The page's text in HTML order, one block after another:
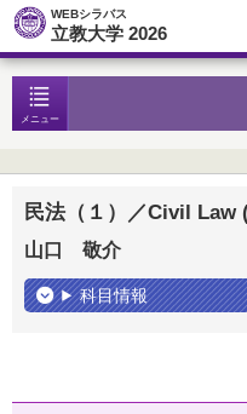
WEBシラバス
立教大学 2026
メニュー
民法（１）／Civil Law
山口 敬介
科目情報